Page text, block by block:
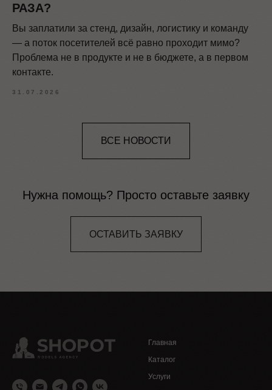
РАЗА?
Вы заплатили за стенд, дизайн, логистику и команду
— а поток посетителей всё равно проходит мимо?
Проблема не в продукте и не в бюджете, а в первом
контакте.
31.07.2026
ВСЕ НОВОСТИ
Нужна помощь? Просто оставьте заявку
ОСТАВИТЬ ЗАЯВКУ
Главная
Каталог
Услуги